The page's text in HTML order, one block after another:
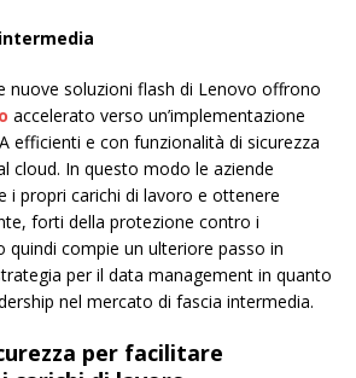
nuove soluzioni flash di Lenovo offrono
accelerato verso un’implementazione
efficienti e con funzionalità di sicurezza
cloud. In questo modo le aziende
i propri carichi di lavoro e ottenere
forti della protezione contro i
quindi compie un ulteriore passo in
per il data management in quanto
nel mercato di fascia intermedia.
per facilitare